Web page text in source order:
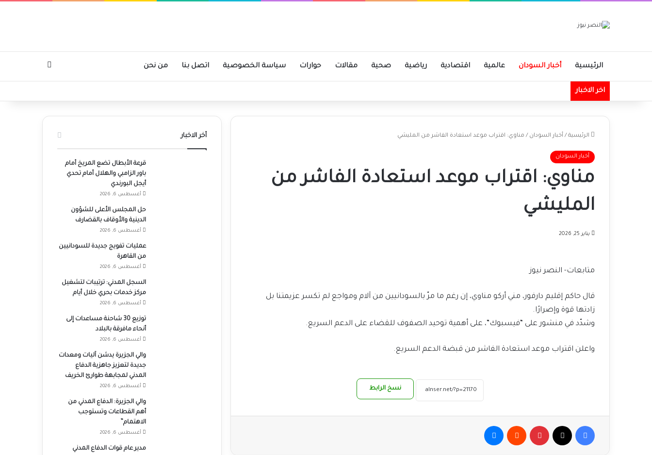
الرئيسية أخبار السودان عالمية اقتصادية رياضية صحية مقالات حوارات سياسة الخصوصية اتصل بنا من نحن
اخر الاخبار
الرئيسية / أخبار السودان / مناوي: اقتراب موعد استعادة الفاشر من المليشي
أخبار السودان
مناوي: اقتراب موعد استعادة الفاشر من
المليشي
يناير 25, 2026
متابعات- النصر نيوز
قال حاكم إقليم دارفور، مني أركو مناوي، إن رغم ما مرّ بالسودانيين من آلام ومواجع لم تكسر عزيمتنا بل
زادتها قوة وإصرارًا.
وشدّد في منشور على “فيسبوك”، على أهمية توحيد الصفوف للقضاء على الدعم السريع.
واعلن اقتراب موعد استعادة الفاشر من قبضة الدعم السريع.
نسخ الرابط
فيسبوك بينتيريست
أخر الاخبار
قرعة الأبطال تضع المريخ أمام
باور الزامبي والهلال أمام تحدي
أيجل البورندي
أغسطس 6, 2026
حل المجلس الأعلى للشؤون
الدينية والأوقاف بالقضارف
أغسطس 6, 2026
عمليات تفويج جديدة للسودانيين
من القاهرة
أغسطس 6, 2026
السجل المدني: ترتيبات لتشغيل
مركز خدمات بحري خلال أيام
أغسطس 6, 2026
توزيع 30 شاحنة مساعدات إلى
أنحاء مافرقة بالبلاد
أغسطس 6, 2026
والي الجزيرة يدشن آليات ومعدات
جديدة لتعزيز جاهزية الدفاع
المدني لمجابهة طوارئ الخريف
أغسطس 6, 2026
والي الجزيرة: الدفاع المدني من
أهم القطاعات وتستوجب
الاهتمام”
أغسطس 6, 2026
مدير عام قوات الدفاع المدني